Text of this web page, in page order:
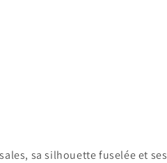
sa silhouette fuselée et